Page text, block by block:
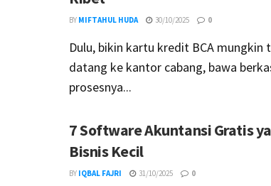
BY MIFTAHUL HUDA 30/10/2025 0
Dulu, bikin kartu kredit BCA mungkin
datang ke kantor cabang, bawa
prosesnya...
7 Software Akuntansi Gratis
Bisnis Kecil
BY IQBAL FAJRI 31/10/2025 0